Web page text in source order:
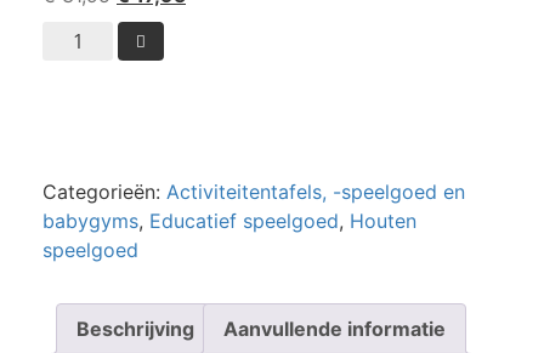
prijs
was:
Janod
sorteren
aantal

Categorieën: Activiteitentafels, -speelgoed en
babygyms, Educatief speelgoed, Houten
speelgoed
Beschrijving Aanvullende informatie